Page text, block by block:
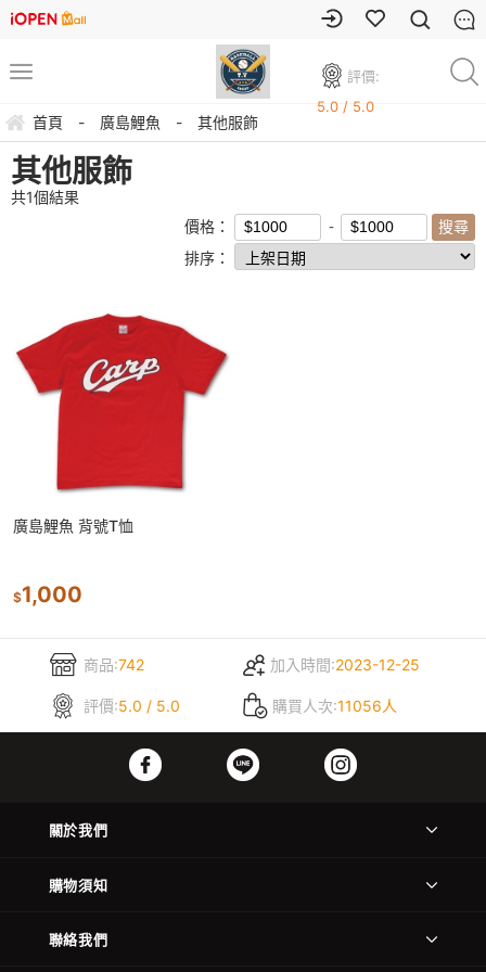
評價:
5.0 / 5.0
首頁 - 廣島鯉魚 - 其他服飾
其他服飾
共1個結果
價格：
排序：
廣島鯉魚 背號T恤
$1,000
商品:742 加入時間:2023-12-25
評價:5.0 / 5.0 購買人次:11056人
關於我們
購物須知
聯絡我們